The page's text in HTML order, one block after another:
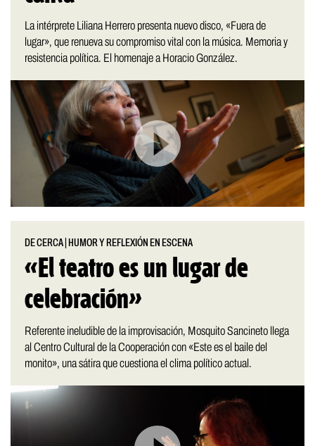
La intérprete Liliana Herrero presenta nuevo disco, «Fuera de
lugar», que renueva su compromiso vital con la música. Memoria y
resistencia política. El homenaje a Horacio González.
DE CERCA HUMOR Y REFLEXIÓN EN ESCENA
«El teatro es un lugar de
celebración»
Referente ineludible de la improvisación, Mosquito Sancineto llega
al Centro Cultural de la Cooperación con «Este es el baile del
monito», una sátira que cuestiona el clima político actual.